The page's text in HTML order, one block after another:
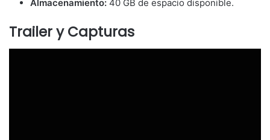
Almacenamiento: 40 GB de espacio disponible.
Trailer y Capturas